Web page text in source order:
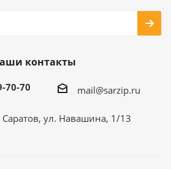
контакты
70-70 mail@sarzip.ru
Саратов, ул. Навашина, 1/13